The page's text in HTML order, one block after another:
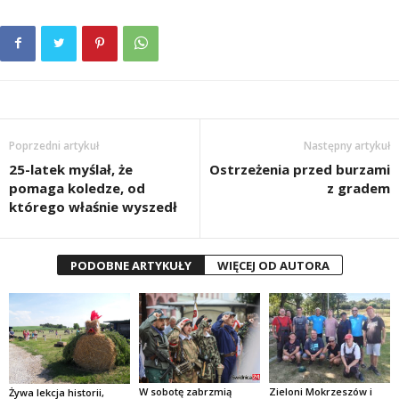
Poprzedni artykuł
25-latek myślał, że
pomaga koledze, od
którego właśnie wyszedł
Następny artykuł
Ostrzeżenia przed burzami
z gradem
PODOBNE ARTYKUŁY WIĘCEJ OD AUTORA
Żywa lekcja historii,
W sobotę zabrzmią
Zieloni Mokrzeszów i